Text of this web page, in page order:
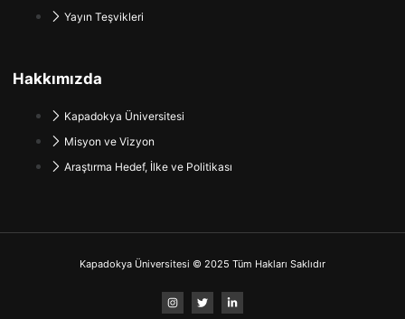
Yayın Teşvikleri
Hakkımızda
Kapadokya Üniversitesi
Misyon ve Vizyon
Araştırma Hedef, İlke ve Politikası
Kapadokya Üniversitesi © 2025 Tüm Hakları Saklıdır
I
n
T
w
L
i